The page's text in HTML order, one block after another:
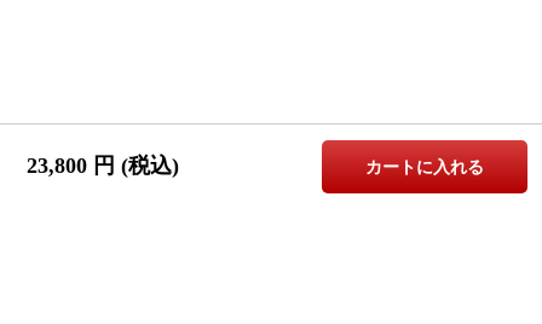
23,800 円 (税込) カートに入れる